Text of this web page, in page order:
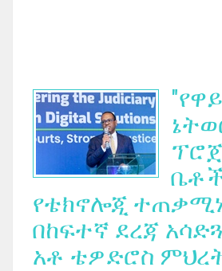
የቴክኖሎጂ
በከፍተኛ ደረጃ
አቶ ቴዎድሮስ